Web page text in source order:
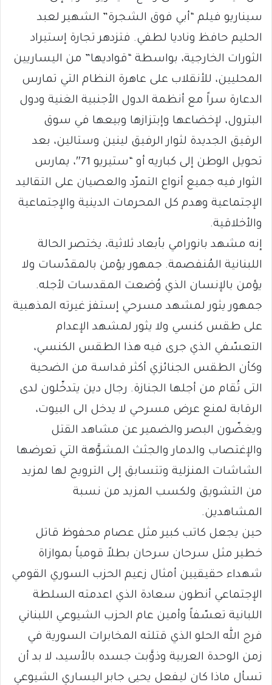
سيناريو فيلم “أبي فوق الشجرة” الشهير لعبد
الحليم حافظ وناديا لطفي. فتزدهر تجارة إستيراد
الثورات الخارجية، بواسطة “قواديها” من اليساريين
المحليين، للأنقلاب على عاهرة النظام التي تمارس
الدعارة سراً مع أنظمة الدول الأجنبية الغنية ودول
البترول، لإخضاعها وإبتزازها وبيعها في سوق
الرقيق الجديدة لثوار الرفيق لينين وستالين، بعد
تحويل الوطن إلى كباريه أو “ستيريو 71″، يمارس
الثوار فيه جميع أنواع التمرّد والعصيان على التقاليد
الإجتماعية وهدم كل المحرمات الدينية والإجتماعية
والأخلاقية.
إنه مشهد بانورامي بأبعاد ثلاثية، يختصر الحالة
اللبنانية المُنفصمة. جمهور يؤمن بالمقدّسات ولا
يؤمن بالإنسان الذي وُضعت المقدسات لأجله.
جمهور يثور لمشهد مسرحي إستفز غيرته المذهبية
على طقس كنسي ولا يثور لمشهد الإعدام
التعسّفي الذي جرى فيه هذا الطقس الكنسي،
وكأن الطقس الجنائزي أكثر قداسة من الضحية
التى تُقام من أجلها الجنازة. رجال دين يتدخّلون لدى
الرقابة لمنع عرض مسرحي لا يدخل الى البيوت،
ويغضّون البصر والضمير عن مشاهد القتل
والإغتصاب والدمار والجثث المشوَّهة التي تعرضها
الشاشات المنزلية وتتسابق إلى الترويج لها لمزيد
من التشويق ولكسب المزيد من نسبة
المشاهدين.
حين يجعل كاتب كبير مثل عصام محفوظ قاتل
خطير مثل سرحان سرحان بطلاً قومياً بموازاة
شهداء حقيقيين أمثال زعيم الحزب السوري القومي
الإجتماعي أنطون سعادة الذي اعدمته السلطة
اللبانية تعسّفاً وأمين عام الحزب الشيوعي اللبناني
فرج الله الحلو الذي قتلته المخابرات السورية في
زمن الوحدة العربية وذوَّبت جسده بالأسيد، لا بد أن
تسأل ماذا كان ليفعل يحيى جابر اليساري الشيوعي